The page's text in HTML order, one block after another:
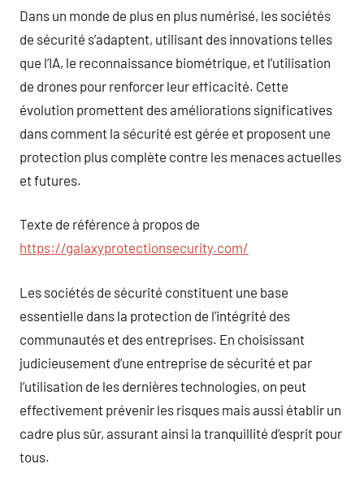
Dans un monde de plus en plus numérisé, les sociétés
de sécurité s’adaptent, utilisant des innovations telles
que l’IA, le reconnaissance biométrique, et l’utilisation
de drones pour renforcer leur efficacité. Cette
évolution promettent des améliorations significatives
dans comment la sécurité est gérée et proposent une
protection plus complète contre les menaces actuelles
et futures.
Texte de référence à propos de
https://galaxyprotectionsecurity.com/
Les sociétés de sécurité constituent une base
essentielle dans la protection de l’intégrité des
communautés et des entreprises. En choisissant
judicieusement d’une entreprise de sécurité et par
l’utilisation de les dernières technologies, on peut
effectivement prévenir les risques mais aussi établir un
cadre plus sûr, assurant ainsi la tranquillité d’esprit pour
tous.